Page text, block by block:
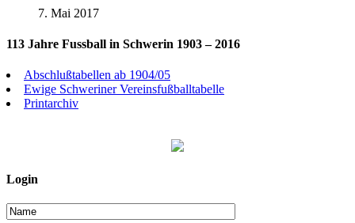
7. Mai 2017
113 Jahre Fussball in Schwerin 1903 – 2016
Abschlußtabellen ab 1904/05
Ewige Schweriner Vereinsfußballtabelle
Printarchiv
Login